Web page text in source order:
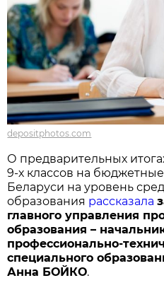
depositphotos.com
О предварительных
9-х классов на
Беларуси на уровень
образования рассказала
главного управления
образования –
профессионально-
специального
Анна БОЙКО.